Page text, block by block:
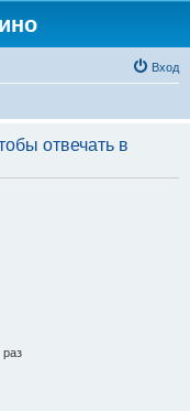
Вход
отвечать в